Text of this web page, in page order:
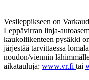
Vesileppikseen on
Leppävirran linja-
kaukoliikenteen pysäkki
järjestää tarvittaessa
noudon/viennin
aikatauluja: www.vr.fi tai